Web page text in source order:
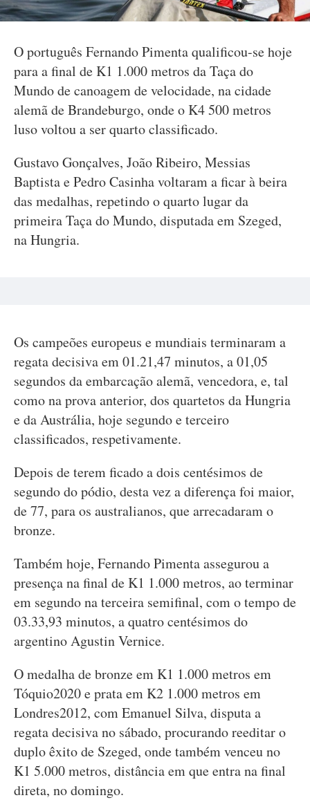
O português Fernando Pimenta qualificou-se hoje
para a final de K1 1.000 metros da Taça do
Mundo de canoagem de velocidade, na cidade
alemã de Brandeburgo, onde o K4 500 metros
luso voltou a ser quarto classificado.
Gustavo Gonçalves, João Ribeiro, Messias
Baptista e Pedro Casinha voltaram a ficar à beira
das medalhas, repetindo o quarto lugar da
primeira Taça do Mundo, disputada em Szeged,
na Hungria.
Os campeões europeus e mundiais terminaram a
regata decisiva em 01.21,47 minutos, a 01,05
segundos da embarcação alemã, vencedora, e, tal
como na prova anterior, dos quartetos da Hungria
e da Austrália, hoje segundo e terceiro
classificados, respetivamente.
Depois de terem ficado a dois centésimos de
segundo do pódio, desta vez a diferença foi maior,
de 77, para os australianos, que arrecadaram o
bronze.
Também hoje, Fernando Pimenta assegurou a
presença na final de K1 1.000 metros, ao terminar
em segundo na terceira semifinal, com o tempo de
03.33,93 minutos, a quatro centésimos do
argentino Agustin Vernice.
O medalha de bronze em K1 1.000 metros em
Tóquio2020 e prata em K2 1.000 metros em
Londres2012, com Emanuel Silva, disputa a
regata decisiva no sábado, procurando reeditar o
duplo êxito de Szeged, onde também venceu no
K1 5.000 metros, distância em que entra na final
direta, no domingo.